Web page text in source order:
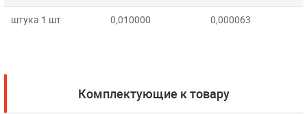
штука 1 шт 0,010000 0,000063
Комплектующие к товару